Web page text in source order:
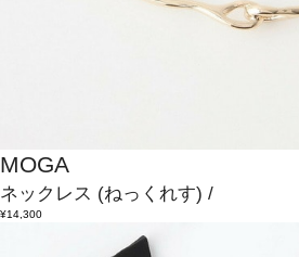
MOGA
ネックレス (ねっくれす) /
¥14,300